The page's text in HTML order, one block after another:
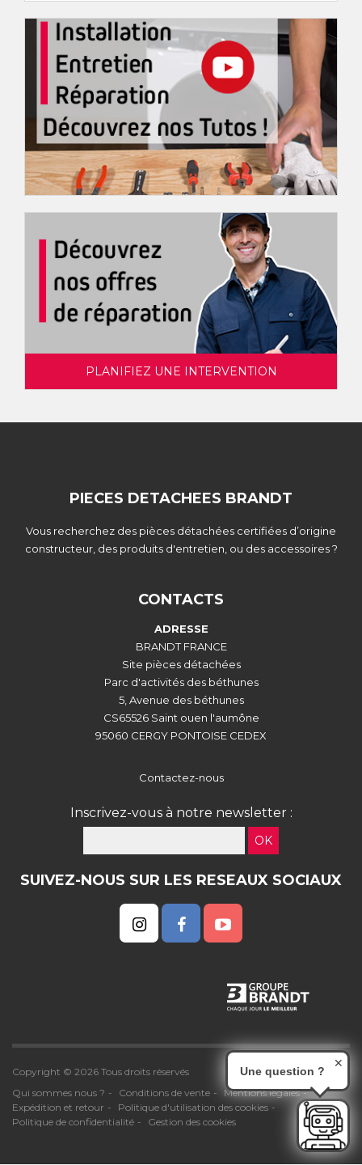
PLANIFIEZ UNE INTERVENTION
PIECES DETACHEES BRANDT
Vous recherchez des pièces détachées certifiées d’origine
constructeur, des produits d'entretien, ou des accessoires ?
CONTACTS
ADRESSE
BRANDT FRANCE
Site pièces détachées
Parc d'activités des béthunes
5, Avenue des béthunes
CS65526 Saint ouen l'aumône
95060 CERGY PONTOISE CEDEX
Contactez-nous
Inscrivez-vous à notre newsletter :
OK
SUIVEZ-NOUS SUR LES RESEAUX SOCIAUX
Copyright © 2026 Tous droits réservés
Qui sommes nous ?
Conditions de vente
Mentions légales
Expédition et retour
Politique d'utilisation des cookies
Politique de confidentialité
Gestion des cookies
Une question ?
✕